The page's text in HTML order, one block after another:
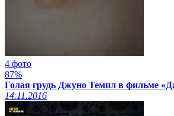
4 фото
87%
Голая грудь Джуно Темпл в фильме
14.11.2016